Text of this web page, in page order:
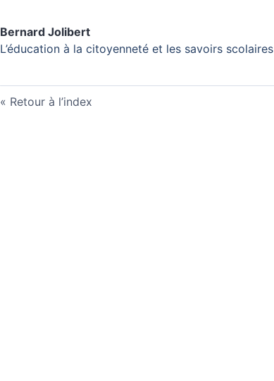
Bernard Jolibert
L’éducation à la citoyenneté et les savoirs scolaires
Retour à l’index